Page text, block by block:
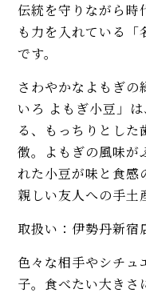
伝統を守りながら時
も力を入れている「
です。
さわやかなよもぎの
いろ よもぎ小豆」
る、もっちりとし
徴。よもぎの風味が
れた小豆が味と食感
親しい友人への手土
取扱い：伊勢丹新宿
色々な相手やシチュ
子。食べたい大きさ